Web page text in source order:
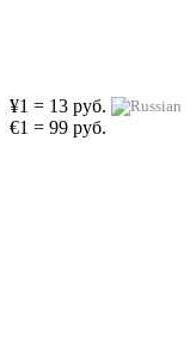
¥1 = 13 руб.
€1 = 99 руб.